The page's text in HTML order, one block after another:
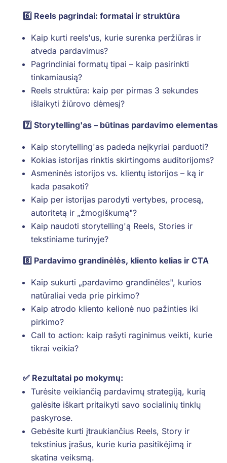
6️⃣ Reels pagrindai: formatai ir struktūra
Kaip kurti reels'us, kurie surenka peržiūras ir
atveda pardavimus?
Pagrindiniai formatų tipai – kaip pasirinkti
tinkamiausią?
Reels struktūra: kaip per pirmas 3 sekundes
išlaikyti žiūrovo dėmesį?
7️⃣ Storytelling'as – būtinas pardavimo elementas
Kaip storytelling'as padeda neįkyriai parduoti?
Kokias istorijas rinktis skirtingoms auditorijoms?
Asmeninės istorijos vs. klientų istorijos – ką ir
kada pasakoti?
Kaip per istorijas parodyti vertybes, procesą,
autoritetą ir „žmogiškumą"?
Kaip naudoti storytelling'ą Reels, Stories ir
tekstiniame turinyje?
8️⃣ Pardavimo grandinėlės, kliento kelias ir CTA
Kaip sukurti „pardavimo grandinėles", kurios
natūraliai veda prie pirkimo?
Kaip atrodo kliento kelionė nuo pažinties iki
pirkimo?
Call to action: kaip rašyti raginimus veikti, kurie
tikrai veikia?
✅ Rezultatai po mokymų:
Turėsite veikiančią pardavimų strategiją, kurią
galėsite iškart pritaikyti savo socialinių tinklų
paskyrose.
Gebėsite kurti įtraukiančius Reels, Story ir
tekstinius įrašus, kurie kuria pasitikėjimą ir
skatina veiksmą.